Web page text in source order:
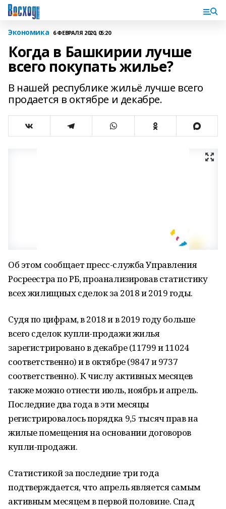
Экономика 6 ФЕВРАЛЯ 2020, 05:20
Когда в Башкирии лучше
всего покупать жилье?
В нашей республике жильё лучше всего
продается в октябре и декабре.
Об этом сообщает пресс-служба Управления
Росреестра по РБ, проанализировав статистику
всех жилищных сделок за 2018 и 2019 годы.
Судя по цифрам, в 2018 и в 2019 году больше
всего сделок купли-продажи жилья
зарегистрировано в декабре (11799 и 11024
соответственно) и в октябре (9847 и 9737
соответственно). К числу активных месяцев
также можно отнести июль, ноябрь и апрель.
Последние два года в эти месяцы
регистрировалось порядка 9,5 тысяч прав на
жилые помещения на основании договоров
купли-продажи.
Статистикой за последние три года
подтверждается, что апрель является самым
активным месяцем в первой половине. Спад